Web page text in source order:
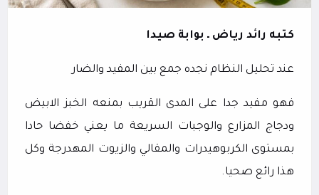
كتبه رائد رياض ـ بوابة صيدا
عند تحليل النظام نجده جمع بين المفيد والضار
فهو مفيد جدا على المدى القريب بمنعه الخبز الابيض
ودجاج المزارع والوجبات السريعة ما يعني خفضا حادا
بمستوى الكربوهيدرات والمقالي والزيوت المهدرجة وكل
هذا رائع صحيا.